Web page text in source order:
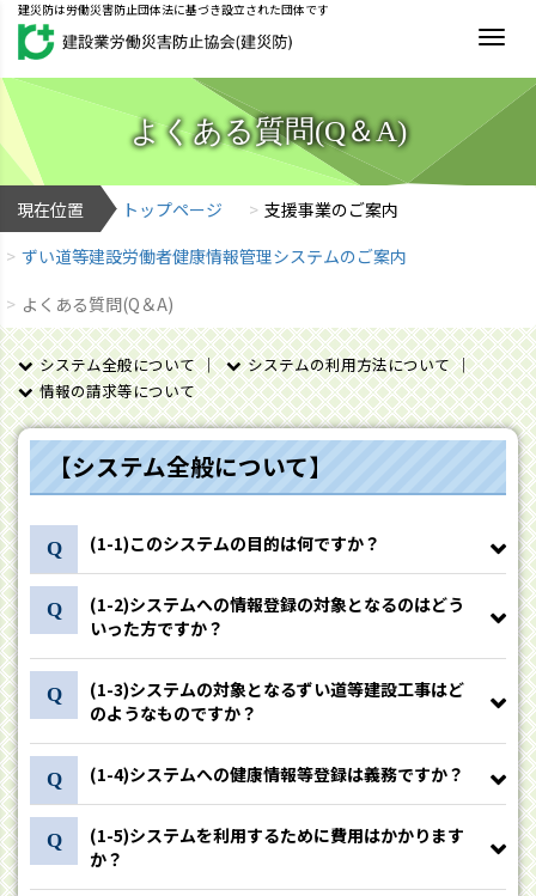
建災防は労働災害防止団体法に基づき設立された団体です
よくある質問(Q＆A)
現在位置 トップページ
支援事業のご案内
ずい道等建設労働者健康情報管理システムのご案内
よくある質問(Q＆A)
システム全般について
システムの利用方法について
情報の請求等について
【システム全般について】
(1-1)このシステムの目的は何ですか？
(1-2)システムへの情報登録の対象となるのはどう
いった方ですか？
(1-3)システムの対象となるずい道等建設工事はど
のようなものですか？
(1-4)システムへの健康情報等登録は義務ですか？
(1-5)システムを利用するために費用はかかります
か？